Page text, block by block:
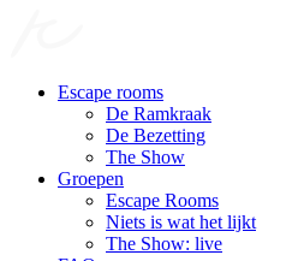
Escape rooms
De Ramkraak
De Bezetting
The Show
Groepen
Escape Rooms
Niets is wat het lijkt
The Show: live